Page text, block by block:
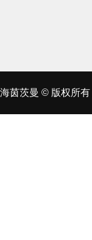
海茵茨曼 © 版权所有